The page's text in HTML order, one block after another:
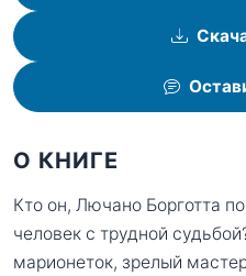
О КНИГЕ
Кто он, Лючано Борготта
человек с трудной
марионеток, зрелый